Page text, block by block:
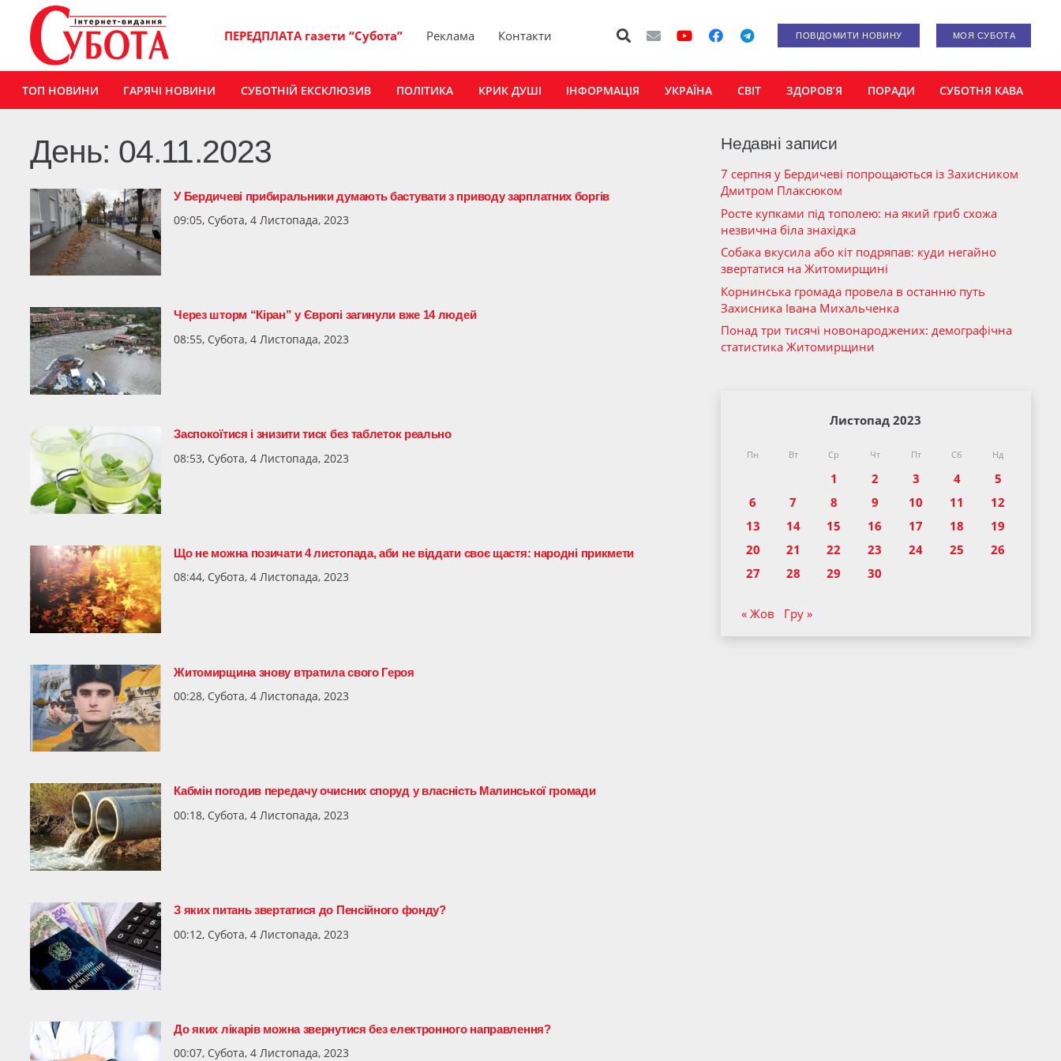
ПЕРЕДПЛАТА газети “Субота” Реклама Контакти ПОВІДОМИТИ НОВИНУ МОЯ СУБОТА
ТОП НОВИНИ ГАРЯЧІ НОВИНИ СУБОТНІЙ ЕКСКЛЮЗИВ ПОЛІТИКА КРИК ДУШІ ІНФОРМАЦІЯ УКРАЇНА СВІТ ЗДОРОВ’Я ПОРАДИ СУБОТНЯ КАВА
День: 04.11.2023
У Бердичеві прибиральники думають бастувати з приводу зарплатних боргів
09:05, Субота, 4 Листопада, 2023
Через шторм “Кіран” у Європі загинули вже 14 людей
08:55, Субота, 4 Листопада, 2023
Заспокоїтися і знизити тиск без таблеток реально
08:53, Субота, 4 Листопада, 2023
Що не можна позичати 4 листопада, аби не віддати своє щастя: народні прикмети
08:44, Субота, 4 Листопада, 2023
Житомирщина знову втратила свого Героя
00:28, Субота, 4 Листопада, 2023
Кабмін погодив передачу очисних споруд у власність Малинської громади
00:18, Субота, 4 Листопада, 2023
З яких питань звертатися до Пенсійного фонду?
00:12, Субота, 4 Листопада, 2023
До яких лікарів можна звернутися без електронного направлення?
00:07, Субота, 4 Листопада, 2023
Недавні записи
7 серпня у Бердичеві попрощаються із Захисником
Дмитром Плаксюком
Росте купками під тополею: на який гриб схожа
незвична біла знахідка
Собака вкусила або кіт подряпав: куди негайно
звертатися на Житомирщині
Корнинська громада провела в останню путь
Захисника Івана Михальченка
Понад три тисячі новонароджених: демографічна
статистика Житомирщини
Листопад 2023
Пн Вт Ср Чт Пт Сб Нд
1 2 3 4
5
6
7 8 9 10 11
12
13
14 15 16 17 18
19
20
21 22 23 24 25
26
27
28 29 30
« Жов Гру »